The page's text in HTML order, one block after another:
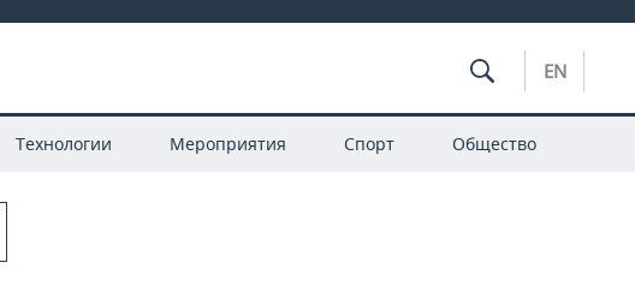
EN
Технологии Мероприятия Спорт Общество